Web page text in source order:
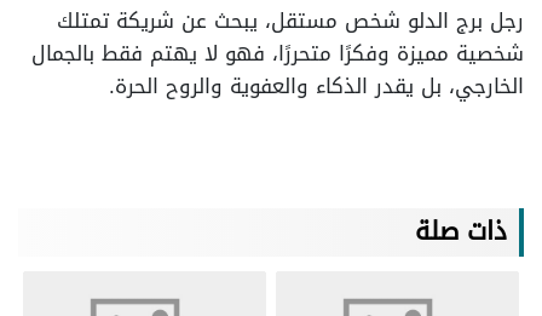
رجل برج الدلو شخص مستقل، يبحث عن شريكة تمتلك
شخصية مميزة وفكرًا متحررًا، فهو لا يهتم فقط بالجمال
الخارجي، بل يقدر الذكاء والعفوية والروح الحرة.
ذات صلة